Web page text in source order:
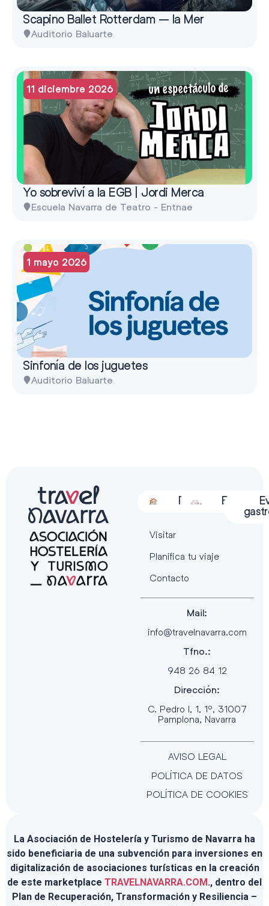
Scapino Ballet Rotterdam – la Mer
Auditorio Baluarte
11 diciembre 2026
Yo sobreviví a la EGB | Jordi Merca
Escuela Navarra de Teatro - Entnae
1 mayo 2026
Sinfonía de los juguetes
Auditorio Baluarte
Alojamiento
Restauración
Actividades
Visitar
Planifica tu viaje
Contacto
Mail:
info@travelnavarra.com
Tfno.:
948 26 84 12
Dirección:
C. Pedro I, 1, 1º, 31007
Pamplona, Navarra
AVISO LEGAL
POLÍTICA DE DATOS
POLÍTICA DE COOKIES
La Asociación de Hostelería y Turismo de Navarra ha
sido beneficiaria de una subvención para inversiones en
digitalización de asociaciones turísticas en la creación
de este marketplace TRAVELNAVARRA.COM., dentro del
Plan de Recuperación, Transformación y Resiliencia –